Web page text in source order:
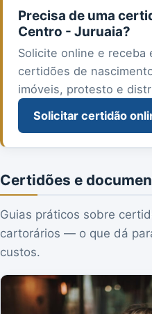
Precisa de uma
Centro - Juruaia?
Solicite online e receba
certidões de
imóveis, protesto e
Solicitar certidão
Certidões e
Guias práticos sobre
cartorários — o que dá
custos.